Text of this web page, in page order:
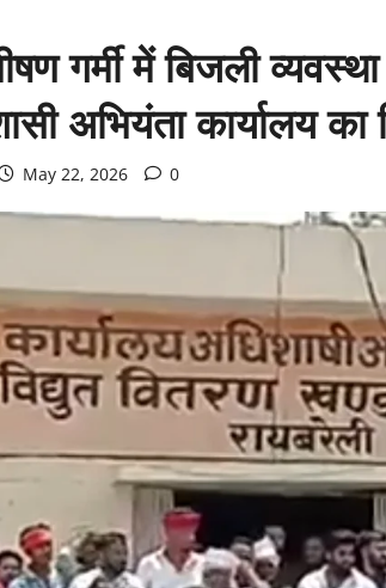
गर्मी में बिजली
अभियंता कार्यालय का
May 22, 2026 0